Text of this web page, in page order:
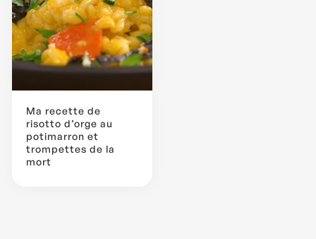
Ma recette de
risotto d’orge au
potimarron et
trompettes de la
mort